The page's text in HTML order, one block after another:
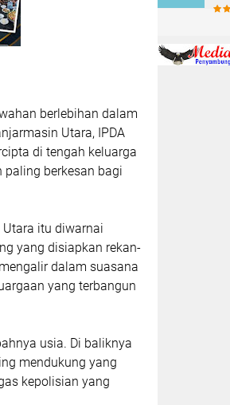
berlebihan dalam
Utara, IPDA
di tengah keluarga
paling berkesan bagi
itu diwarnai
yang disiapkan rekan-
dalam suasana
yang terbangun
usia. Di baliknya
mendukung yang
kepolisian yang